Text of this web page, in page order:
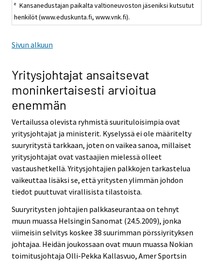
e
Kansanedustajan paikalta valtioneuvoston jäseniksi kutsutut
henkilöt (www.eduskunta.fi, www.vnk.fi).
Sivun alkuun
Yritysjohtajat ansaitsevat
moninkertaisesti arvioitua
enemmän
Vertailussa olevista ryhmistä suurituloisimpia ovat
yritysjohtajat ja ministerit. Kyselyssä ei ole määritelty
suuryritystä tarkkaan, joten on vaikea sanoa, millaiset
yritysjohtajat ovat vastaajien mielessä olleet
vastaushetkellä. Yritysjohtajien palkkojen tarkastelua
vaikeuttaa lisäksi se, että yritysten ylimmän johdon
tiedot puuttuvat virallisista tilastoista.
Suuryritysten johtajien palkkaseurantaa on tehnyt
muun muassa Helsingin Sanomat (24.5.2009), jonka
viimeisin selvitys koskee 38 suurimman pörssiyrityksen
johtajaa. Heidän joukossaan ovat muun muassa Nokian
toimitusjohtaja Olli-Pekka Kallasvuo, Amer Sportsin